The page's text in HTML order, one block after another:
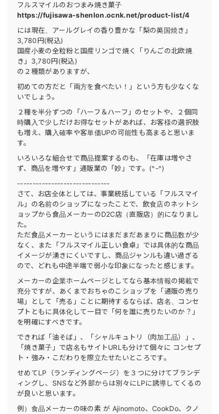
フルスマイルのおつまみ焼き菓子
https://fujisawa-shenlon.ocnk.net/product-list/4
には現在、アールグレイの香り豊かな「梨の英国焼き」
3,780円(税込)
国産小麦の全粒粉と国産リンゴで焼く「りんごの北欧焼
き」3,780円(税込)
の２種類がありますが、
初めての方だと「両方を食べたい！」という方も少なくな
いでしょう。
２種を半分ずつの「ハーフ＆ハーフ」のセットや、２個同
時購入で少しだけお得なセットがあれば、お客様の選択肢
も増え、購入確率や客単価UPの可能性も高まると思いま
す。
いろいろな組合せで商品提案するのも、「在庫は増やさ
ず、商品を増やす」通販業の「妙」です。(^-^)
------------------------------
さて、お店全体としては、事業統括している「フルスマイ
ル」の名前のショップになったことで、飲食店のネットシ
ョップから食品メーカーのD2C店（直販店）的になりまし
た。
ただ食品メーカーというにはまだまだあまりに商品数が少
なく、また「フルスマイル正しい食卓」では具体的な商品
イメージが湧きにくいですし、商品ジャンルも違い過ぎる
ので、どれも中途半端で弱小な印象になったと感じます。
メーカーの企業ホームページとしてなら基本情報の掲載で
充分ですが、あくまでおちゃのこショップを「通販の売り
場」として「売る」ことに期待するならば、店名、コンセ
プトともに具体化して一目で「何を誰に売りたいのか？」
を明確にすべきです。
できれば「油そば」、「シャルキュトリ（肉加工品）」、
「焼き菓子」で店名もサイトURLも分けて個々に コンセプ
ト・強み・こだわりを際立たせたいところです。
せめてLP（ランディングページ）を３つに分けてブランデ
ィングし、SNSなど外部からは別々にLPに誘導してくるの
が良いと思います。
例）食品メーカーの味の素 が Ajinomoto、CookDo、クノ